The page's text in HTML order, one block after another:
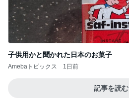
子供用かと聞かれた日本のお菓子
Amebaトピックス 1日前
記事を読む